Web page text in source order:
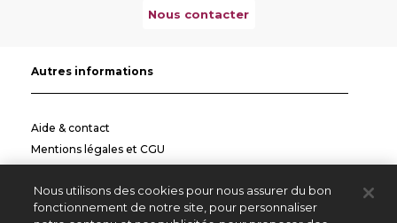
Nous contacter
Autres informations
Aide & contact
Mentions légales et CGU
Informations pratiques
Nous utilisons des cookies pour nous assurer du bon
fonctionnement de notre site, pour personnaliser